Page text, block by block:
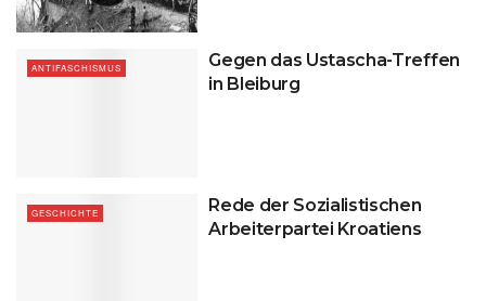
ANTIFASCHISMUS
Gegen das Ustascha-Treffen
in Bleiburg
GESCHICHTE
Rede der Sozialistischen
Arbeiterpartei Kroatiens